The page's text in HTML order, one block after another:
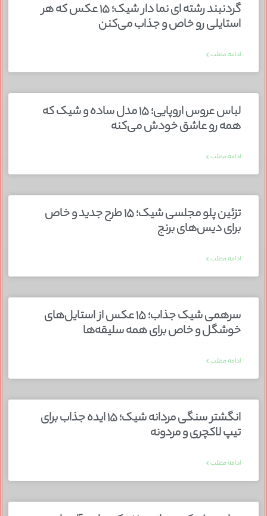
گردنبند رشته ای نما دار شیک؛ ۱۵ عکس که هر
استایلی رو خاص و جذاب می‌کنن
ادامه مطلب »
لباس عروس اروپایی؛ ۱۵ مدل ساده و شیک که
همه رو عاشق خودش می‌کنه
ادامه مطلب »
تزئین پلو مجلسی شیک؛ ۱۵ طرح جدید و خاص
برای دیس‌های برنج
ادامه مطلب »
سرهمی شیک جذاب؛ ۱۵ عکس از استایل‌های
خوشگل و خاص برای همه سلیقه‌ها
ادامه مطلب »
انگشتر سنگی مردانه شیک؛ ۱۵ ایده جذاب برای
تیپ لاکچری و مردونه
ادامه مطلب »